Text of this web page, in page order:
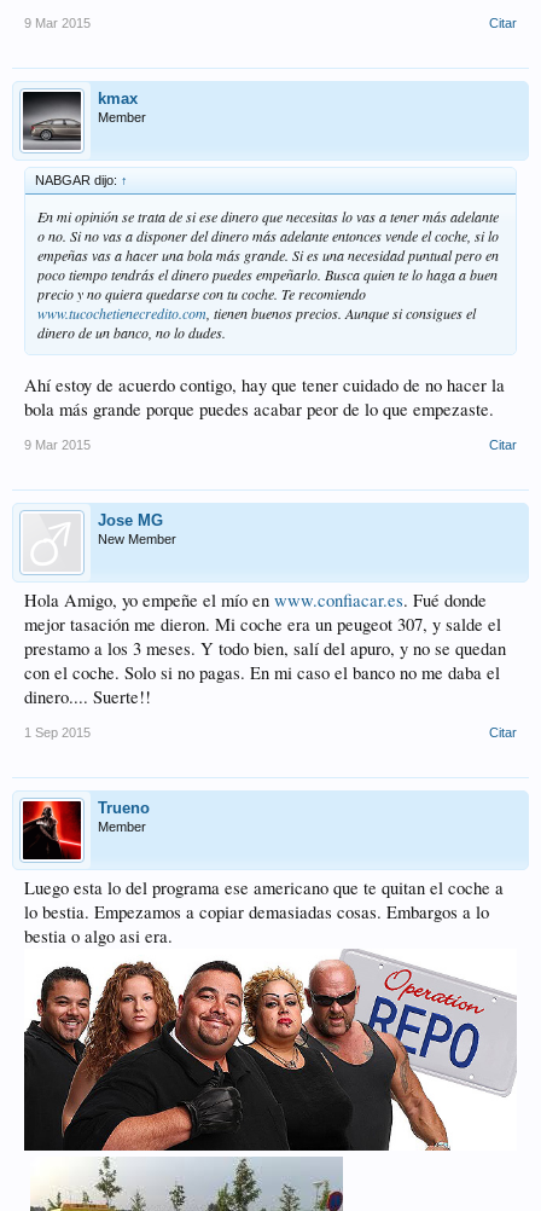
9 Mar 2015 Citar
kmax
Member
NABGAR dijo: ↑
En mi opinión se trata de si ese dinero que necesitas lo vas a tener más adelante
o no. Si no vas a disponer del dinero más adelante entonces vende el coche, si lo
empeñas vas a hacer una bola más grande. Si es una necesidad puntual pero en
poco tiempo tendrás el dinero puedes empeñarlo. Busca quien te lo haga a buen
precio y no quiera quedarse con tu coche. Te recomiendo
www.tucochetienecredito.com , tienen buenos precios. Aunque si consigues el
dinero de un banco, no lo dudes.
Ahí estoy de acuerdo contigo, hay que tener cuidado de no hacer la
bola más grande porque puedes acabar peor de lo que empezaste.
9 Mar 2015 Citar
Jose MG
New Member
Hola Amigo, yo empeñe el mío en www.confiacar.es. Fué donde
mejor tasación me dieron. Mi coche era un peugeot 307, y salde el
prestamo a los 3 meses. Y todo bien, salí del apuro, y no se quedan
con el coche. Solo si no pagas. En mi caso el banco no me daba el
dinero.... Suerte!!
1 Sep 2015 Citar
Trueno
Member
Luego esta lo del programa ese americano que te quitan el coche a
lo bestia. Empezamos a copiar demasiadas cosas. Embargos a lo
bestia o algo asi era.